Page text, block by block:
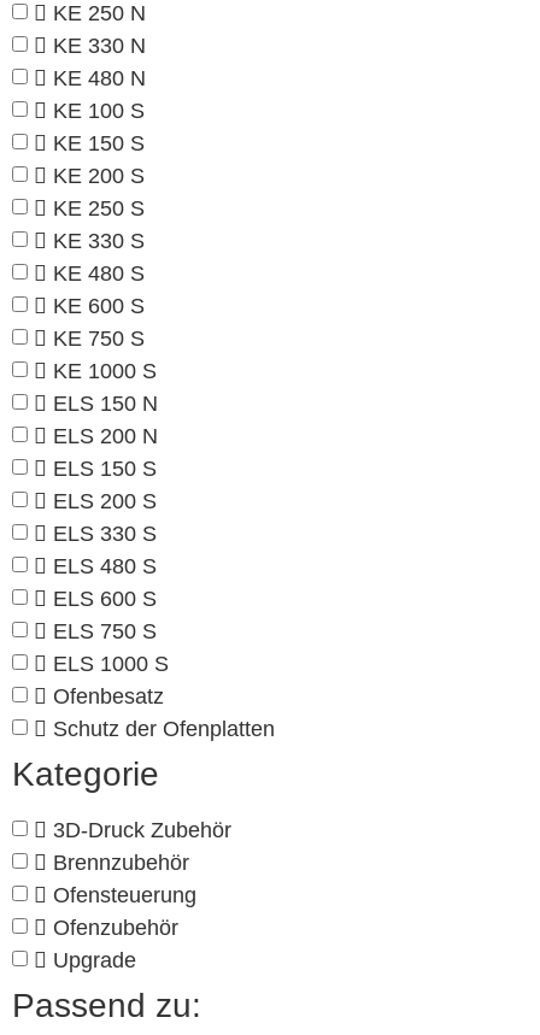
KE 250 N
KE 330 N
KE 480 N
KE 100 S
KE 150 S
KE 200 S
KE 250 S
KE 330 S
KE 480 S
KE 600 S
KE 750 S
KE 1000 S
ELS 150 N
ELS 200 N
ELS 150 S
ELS 200 S
ELS 330 S
ELS 480 S
ELS 600 S
ELS 750 S
ELS 1000 S
Ofenbesatz
Schutz der Ofenplatten
Kategorie
3D-Druck Zubehör
Brennzubehör
Ofensteuerung
Ofenzubehör
Upgrade
Passend zu: